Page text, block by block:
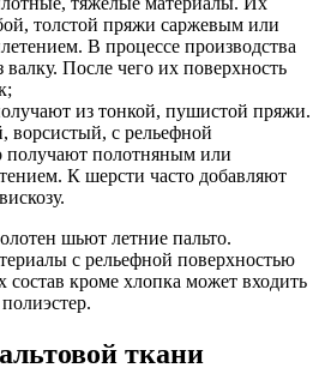
толстой пряжи саржевым или
В процессе производства
валку. После чего их поверхность
из тонкой, пушистой пряжи.
ворсистый, с рельефной
получают полотняным или
К шерсти часто добавляют
шьют летние пальто.
с рельефной поверхностью
состав кроме хлопка может входить
ткани